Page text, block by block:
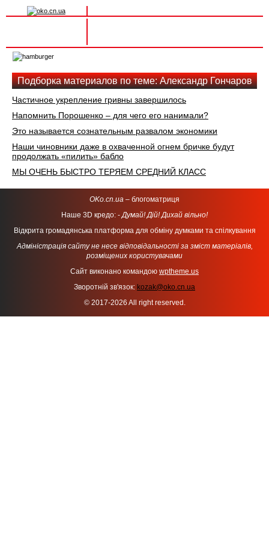
navigation
Подборка материалов по теме: Александр Гончаров
Частичное укрепление гривны завершилось
Напомнить Порошенко – для чего его нанимали?
Это называется сознательным развалом экономики
Наши чиновники даже в охваченной огнем бричке будут
продолжать «пилить» бабло
МЫ ОЧЕНЬ БЫСТРО ТЕРЯЕМ СРЕДНИЙ КЛАСС
OKo.cn.ua – блогоматриця
Наше 3D кредо: -Думай! Дій! Дихай вільно!
Відкрита громадянська платформа для обміну думками та спілкування
Адміністрація сайту не несе відповідальності за зміст матеріалів,
розміщених користувачами
Сайт виконано командою wptheme.us
Зворотній зв'язок: kozak@oko.cn.ua
© 2017-2026 All right reserved.